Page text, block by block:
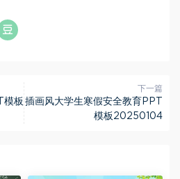
模板
下一篇
插画风大学生寒假安全教育PPT
模板20250104